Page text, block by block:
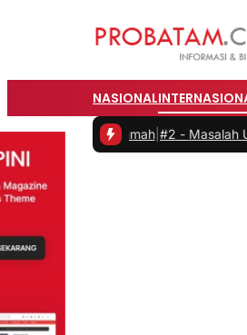
NASIONAL
Rumah|#2 - Masalah Utama